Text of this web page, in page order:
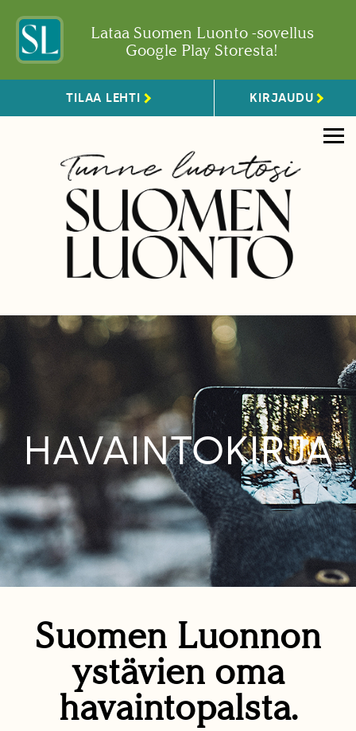
Lataa Suomen Luonto -sovellus
Google Play Storesta!
TILAA LEHTI KIRJAUDU
HAVAINTOKIRJA
Suomen Luonnon
ystävien oma
havaintopalsta.